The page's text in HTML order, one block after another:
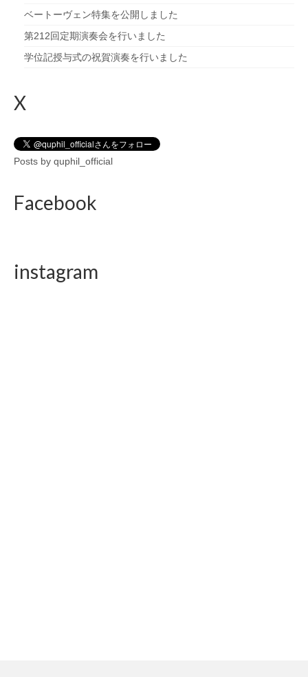
ベートーヴェン特集を公開しました
第212回定期演奏会を行いました
学位記授与式の祝賀演奏を行いました
X
Posts by quphil_official
Facebook
instagram